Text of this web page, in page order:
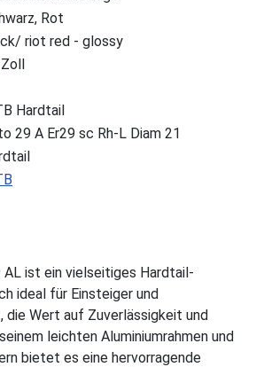
Rot
riot red - glossy
Hardtail
29 A Er29 sc Rh-L Diam 21
AL ist ein vielseitiges Hardtail-
ideal für Einsteiger und
die Wert auf Zuverlässigkeit und
leichten Aluminiumrahmen und
bietet es eine hervorragende